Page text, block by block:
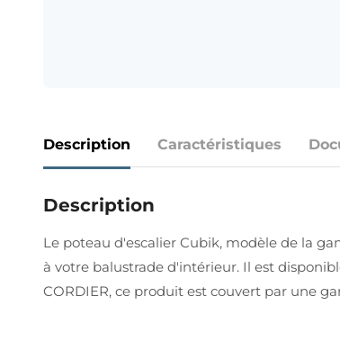
Description Caractéristiques
Description
Le poteau d'escalier Cubik, modèle de la
à votre balustrade d'intérieur. Il est
CORDIER, ce produit est couvert par une